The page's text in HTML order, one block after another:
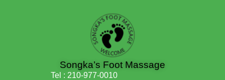
Songka’s Foot Massage
Tel : 210-977-0010